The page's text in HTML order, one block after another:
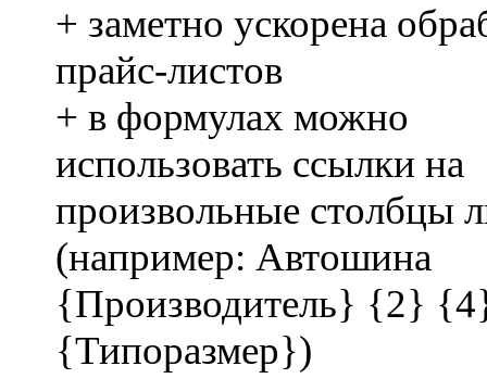
+ заметно ускорена
прайс-листов
+ в формулах можно
использовать ссылки на
произвольные столбцы
(например: Автошина
{Производитель} {2}
{Типоразмер})